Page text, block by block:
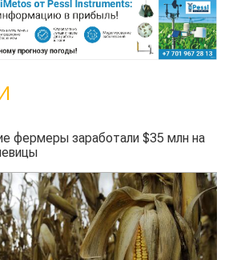
фермеры заработали $35 млн на